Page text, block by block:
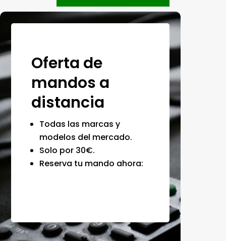
Oferta de
mandos a
distancia
Todas las marcas y
modelos del mercado.
Solo por 30€.
Reserva tu mando ahora: